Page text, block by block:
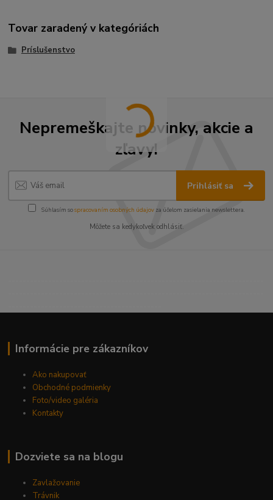
Tovar zaradený v kategóriách
Príslušenstvo
Nepremeškajte novinky, akcie a
zľavy!
Prihlásiť sa
Súhlasím sospracovaním osobných údajov za účelom zasielania newslettera.
Môžete sa kedykoľvek odhlásiť.
Informácie pre zákazníkov
Ako nakupovať
Obchodné podmienky
Foto/video galéria
Kontakty
Dozviete sa na blogu
Zavlažovanie
Trávnik